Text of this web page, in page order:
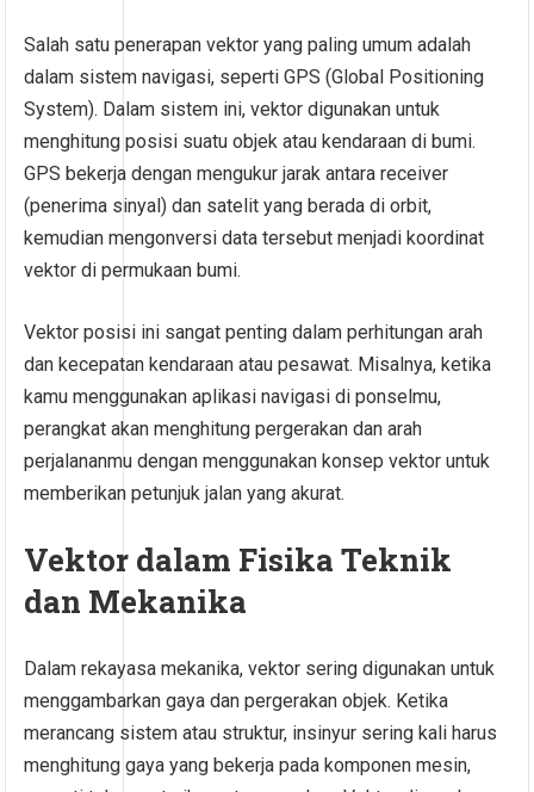
Salah satu penerapan vektor yang paling umum adalah
dalam sistem navigasi, seperti GPS (Global Positioning
System). Dalam sistem ini, vektor digunakan untuk
menghitung posisi suatu objek atau kendaraan di bumi.
GPS bekerja dengan mengukur jarak antara receiver
(penerima sinyal) dan satelit yang berada di orbit,
kemudian mengonversi data tersebut menjadi koordinat
vektor di permukaan bumi.
Vektor posisi ini sangat penting dalam perhitungan arah
dan kecepatan kendaraan atau pesawat. Misalnya, ketika
kamu menggunakan aplikasi navigasi di ponselmu,
perangkat akan menghitung pergerakan dan arah
perjalananmu dengan menggunakan konsep vektor untuk
memberikan petunjuk jalan yang akurat.
Vektor dalam Fisika Teknik
dan Mekanika
Dalam rekayasa mekanika, vektor sering digunakan untuk
menggambarkan gaya dan pergerakan objek. Ketika
merancang sistem atau struktur, insinyur sering kali harus
menghitung gaya yang bekerja pada komponen mesin,